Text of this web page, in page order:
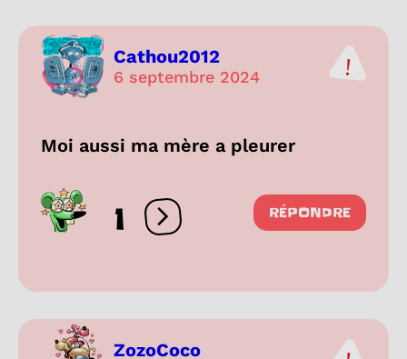
Cathou2012
6 septembre 2024
Moi aussi ma mère a pleurer
1 Ouvrir les réactions
RÉPONDRE
ZozoCoco